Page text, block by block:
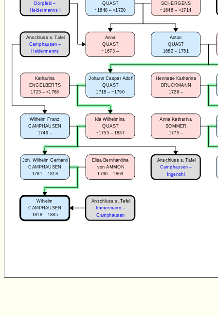
Anton
QUAST
1682 – 1751
Katharina
ENGELBERTS
1723 – <1768
Johann Caspar Adolf
QUAST
1718 – ~1790
Wilhelm Franz
CAMPHAUSEN
1749 –
Ida Wilhelmina
QUAST
~1755 – 1837
Joh. Wilhelm Gerhard
CAMPHAUSEN
1781 – 1818
Elisa Bernhardina
von AMMON
1790 – 1869
Wilhelm
CAMPHAUSEN
1818 – 1885
Anschluss s. Tafel
Camphausen –
Heidermanns
Henriette Katharina
BRUCKMANN
1726 –
Anna Katharina
SOMMER
1775 –
SCHERGENS
~1646 – >1714
QUAST
~1648 – <1720
Anna
QUAST
~1673 –
Dörpfeld –
Heidermanns I
Anschluss s. Tafel
Immermann –
Camphausen
Anschluss s. Tafel
Camphausen –
Ingenohl